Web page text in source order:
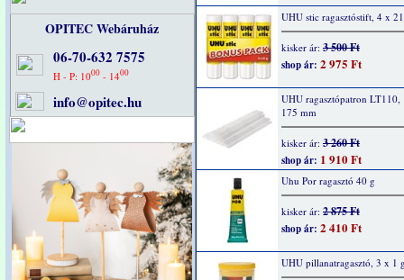
OPITEC Webáruház
06-70-632 7575
H - P: 1000- 1400
info@opitec.hu
UHU stic ragasztóstift, 4 x
kisker ár: 3 500 Ft
shop ár: 2 975 Ft
UHU ragasztópatron LT110,
175 mm
kisker ár: 3 260 Ft
shop ár: 1 910 Ft
Uhu Por ragasztó 40 g
kisker ár: 2 875 Ft
shop ár: 2 410 Ft
UHU pillanatragasztó, 3 x 1